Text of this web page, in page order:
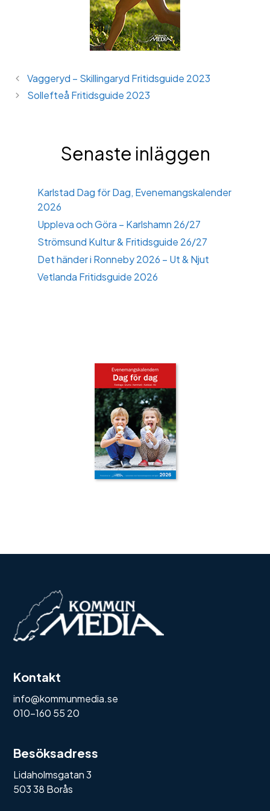
Vaggeryd – Skillingaryd Fritidsguide 2023
Sollefteå Fritidsguide 2023
Senaste inläggen
Karlstad Dag för Dag, Evenemangskalender
2026
Uppleva och Göra – Karlshamn 26/27
Strömsund Kultur & Fritidsguide 26/27
Det händer i Ronneby 2026 – Ut & Njut
Vetlanda Fritidsguide 2026
Kontakt
info@kommunmedia.se
010-160 55 20
Besöksadress
Lidaholmsgatan 3
503 38 Borås